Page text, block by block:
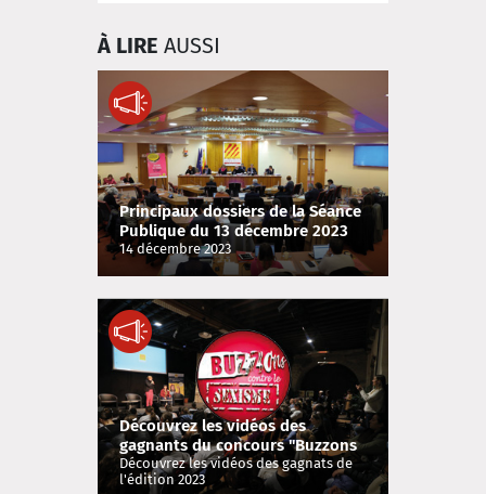
À LIRE AUSSI
Principaux dossiers de la Séance
Publique du 13 décembre 2023
14 décembre 2023
Découvrez les vidéos des
gagnants du concours "Buzzons
contre le sexisme !"
Découvrez les vidéos des gagnats de
l'édition 2023